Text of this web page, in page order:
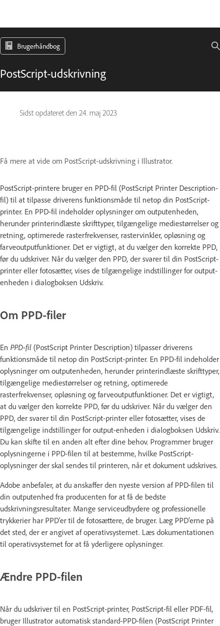
Brugerhåndbog
PostScript-udskrivning
Sidst opdateret den 24. maj 2023
Få mere at vide om PostScript-udskrivning i Illustrator.
PostScript-printere bruger en PPD-fil (PostScript Printer Description-
fil) til at tilpasse driverens funktionsmåde til netop din PostScript-
printer. En PPD-fil indeholder oplysninger om outputenheden,
herunder printerindlæste skrifttyper, tilgængelige mediestørrelser og
retning, optimerede rasterfrekvenser, rastervinkler, opløsning og
farveoutputfunktioner. Det er vigtigt, at du vælger den korrekte PPD,
før du udskriver. Når du vælger den PPD, der svarer til din PostScript-
printer eller fotosætter, vises de tilgængelige indstillinger for output-
enheden i dialogboksen Udskriv.
Om PPD-filer
En PPD-fil (PostScript Printer Description) tilpasser driverens
funktionsmåde til netop din PostScript-printer. En PPD-fil indeholder
oplysninger om outputenheden, herunder printerindlæste skrifttyper,
tilgængelige mediestørrelser og retning, optimerede
rasterfrekvenser, opløsning og farveoutputfunktioner. Det er vigtigt,
at du vælger den korrekte PPD, før du udskriver. Når du vælger den
PPD, der svarer til din PostScript-printer eller fotosætter, vises de
tilgængelige indstillinger for output-enheden i dialogboksen Udskriv.
Du kan skifte til en anden alt efter dine behov. Programmer bruger
oplysningerne i PPD-filen til at bestemme, hvilke PostScript-
oplysninger der skal sendes til printeren, når et dokument udskrives.
Adobe anbefaler, at du anskaffer den nyeste version af PPD-filen til
din outputenhed fra producenten for at få de bedste
udskrivningsresultater. Mange serviceudbydere og professionelle
trykkerier har PPD'er til de fotosættere, de bruger. Læg PPD'erne på
det sted, der er angivet af operativsystemet. Læs dokumentationen
til operativsystemet for at få yderligere oplysninger.
Ændre PPD-filen
Når du udskriver til en PostScript-printer, PostScript-fil eller PDF-fil,
bruger Illustrator automatisk standard-PPD-filen (PostScript Printer